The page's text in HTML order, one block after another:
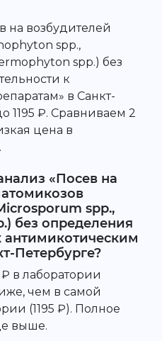
на возбудителей
spp.,
spp.) без
к
в Санкт-
1195 ₽. Сравниваем 2
цена в
«Посев на
spp.,
без определения
антимикотическим
Петербурге?
в лаборатории
чем в самой
(1195 ₽). Полное
выше.